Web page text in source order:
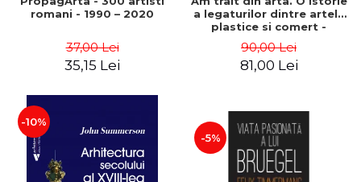
romani - 1990 – 2020
37,00 Lei
35,15 Lei
a legaturilor dintre artele
plastice si comert -
90,00 Lei
81,00 Lei
-10%
-5%